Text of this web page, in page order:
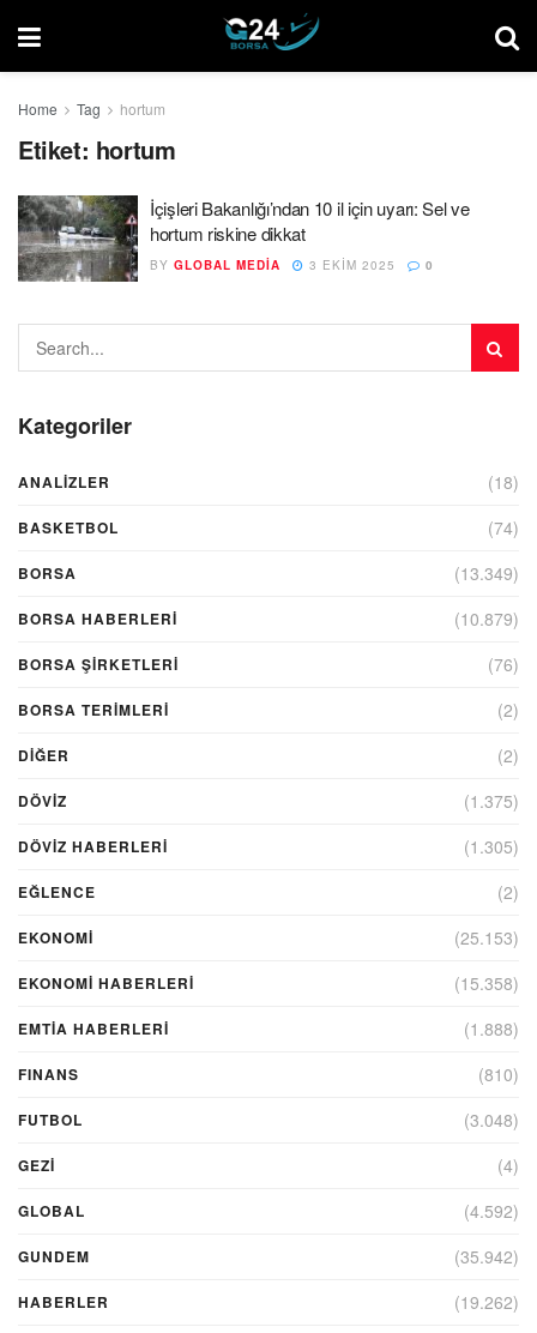
Home Tag hortum
Etiket: hortum
İçişleri Bakanlığı’ndan 10 il için uyarı: Sel ve
hortum riskine dikkat
BY GLOBAL MEDIA 3 EKIM 2025 0
Kategoriler
ANALIZLER (18)
BASKETBOL (74)
BORSA (13.349)
BORSA HABERLERI (10.879)
BORSA ŞIRKETLERI (76)
BORSA TERIMLERI (2)
DIĞER (2)
DÖVİZ (1.375)
DÖVIZ HABERLERI (1.305)
EĞLENCE (2)
EKONOMİ (25.153)
EKONOMI HABERLERI (15.358)
EMTIA HABERLERI (1.888)
FINANS (810)
FUTBOL (3.048)
GEZI (4)
GLOBAL (4.592)
GUNDEM (35.942)
HABERLER (19.262)